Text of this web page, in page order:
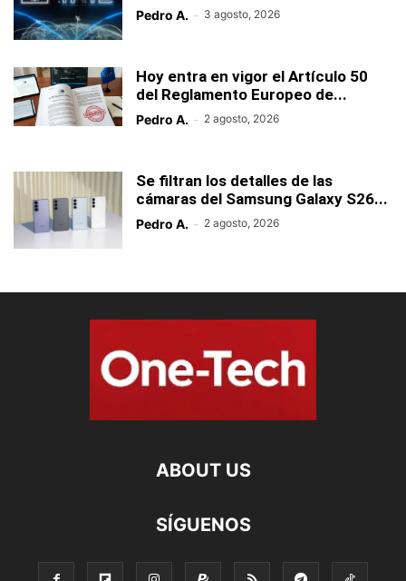
Pedro A. - 3 agosto, 2026
Hoy entra en vigor el Artículo 50
del Reglamento Europeo de...
Pedro A. - 2 agosto, 2026
Se filtran los detalles de las
cámaras del Samsung Galaxy S26...
Pedro A. - 2 agosto, 2026
ABOUT US
SÍGUENOS